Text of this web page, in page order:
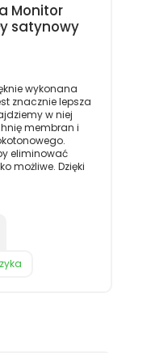
Monitor
satynowy
wykonana
znacznie lepsza
w niej
membran i
eliminować
możliwe. Dzięki